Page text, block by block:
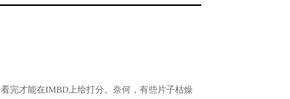
完才能在IMBD上给打分。奈何，有些片子枯燥